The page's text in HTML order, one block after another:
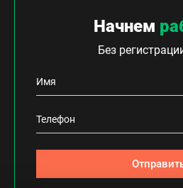
Начнем
Без